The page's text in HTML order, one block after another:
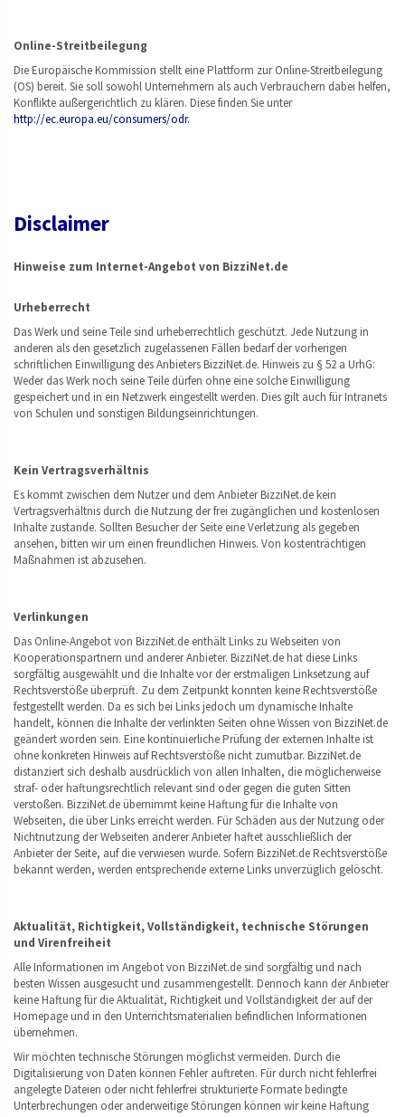
Online-Streitbeilegung
Die Europäische Kommission stellt eine Plattform zur Online-Streitbeilegung
(OS) bereit. Sie soll sowohl Unternehmern als auch Verbrauchern dabei helfen,
Konflikte außergerichtlich zu klären. Diese finden Sie unter
http://ec.europa.eu/consumers/odr.
Disclaimer
Hinweise zum Internet-Angebot von BizziNet.de
Urheberrecht
Das Werk und seine Teile sind urheberrechtlich geschützt. Jede Nutzung in
anderen als den gesetzlich zugelassenen Fällen bedarf der vorherigen
schriftlichen Einwilligung des Anbieters BizziNet.de. Hinweis zu § 52 a UrhG:
Weder das Werk noch seine Teile dürfen ohne eine solche Einwilligung
gespeichert und in ein Netzwerk eingestellt werden. Dies gilt auch für Intranets
von Schulen und sonstigen Bildungseinrichtungen.
Kein Vertragsverhältnis
Es kommt zwischen dem Nutzer und dem Anbieter BizziNet.de kein
Vertragsverhältnis durch die Nutzung der frei zugänglichen und kostenlosen
Inhalte zustande. Sollten Besucher der Seite eine Verletzung als gegeben
ansehen, bitten wir um einen freundlichen Hinweis. Von kostenträchtigen
Maßnahmen ist abzusehen.
Verlinkungen
Das Online-Angebot von BizziNet.de enthält Links zu Webseiten von
Kooperationspartnern und anderer Anbieter. BizziNet.de hat diese Links
sorgfältig ausgewählt und die Inhalte vor der erstmaligen Linksetzung auf
Rechtsverstöße überprüft. Zu dem Zeitpunkt konnten keine Rechtsverstöße
festgestellt werden. Da es sich bei Links jedoch um dynamische Inhalte
handelt, können die Inhalte der verlinkten Seiten ohne Wissen von BizziNet.de
geändert worden sein. Eine kontinuierliche Prüfung der externen Inhalte ist
ohne konkreten Hinweis auf Rechtsverstöße nicht zumutbar. BizziNet.de
distanziert sich deshalb ausdrücklich von allen Inhalten, die möglicherweise
straf- oder haftungsrechtlich relevant sind oder gegen die guten Sitten
verstoßen. BizziNet.de übernimmt keine Haftung für die Inhalte von
Webseiten, die über Links erreicht werden. Für Schäden aus der Nutzung oder
Nichtnutzung der Webseiten anderer Anbieter haftet ausschließlich der
Anbieter der Seite, auf die verwiesen wurde. Sofern BizziNet.de Rechtsverstöße
bekannt werden, werden entsprechende externe Links unverzüglich gelöscht.
Aktualität, Richtigkeit, Vollständigkeit, technische Störungen
und Virenfreiheit
Alle Informationen im Angebot von BizziNet.de sind sorgfältig und nach
besten Wissen ausgesucht und zusammengestellt. Dennoch kann der Anbieter
keine Haftung für die Aktualität, Richtigkeit und Vollständigkeit der auf der
Homepage und in den Unterrichtsmaterialien befindlichen Informationen
übernehmen.
Wir möchten technische Störungen möglichst vermeiden. Durch die
Digitalisierung von Daten können Fehler auftreten. Für durch nicht fehlerfrei
angelegte Dateien oder nicht fehlerfrei strukturierte Formate bedingte
Unterbrechungen oder anderweitige Störungen können wir keine Haftung